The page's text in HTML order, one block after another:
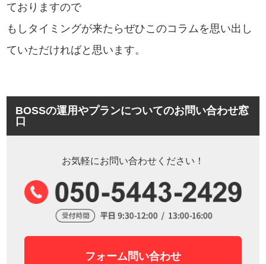
ておりますので
もしタイミングが来たらぜひこのコラムを思い出し
ていただければと思います。
BOSSの運用やプランについてのお問い合わせ窓
口
お気軽にお問い合わせください！
フォーム問い合わせ